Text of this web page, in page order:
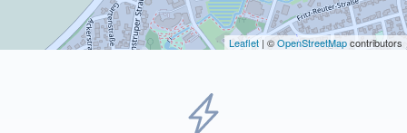
Leaflet | ©OpenStreetMapcontributors